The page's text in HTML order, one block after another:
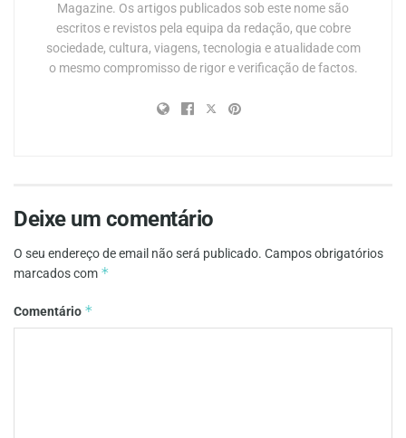
Magazine. Os artigos publicados sob este nome são
escritos e revistos pela equipa da redação, que cobre
sociedade, cultura, viagens, tecnologia e atualidade com
o mesmo compromisso de rigor e verificação de factos.
Deixe um comentário
O seu endereço de email não será publicado. Campos obrigatórios
marcados com *
Comentário *